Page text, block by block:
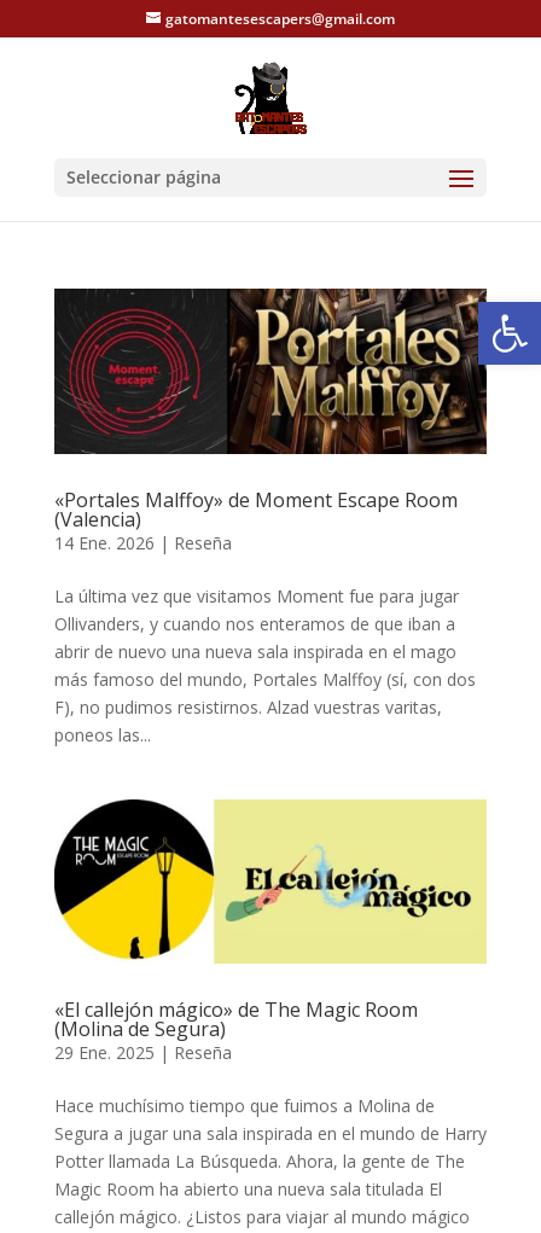
gatomantesescapers@gmail.com
Seleccionar página
«Portales Malffoy» de Moment Escape Room
(Valencia)
14 Ene. 2026 | Reseña
La última vez que visitamos Moment fue para jugar
Ollivanders, y cuando nos enteramos de que iban a
abrir de nuevo una nueva sala inspirada en el mago
más famoso del mundo, Portales Malffoy (sí, con dos
F), no pudimos resistirnos. Alzad vuestras varitas,
poneos las...
«El callejón mágico» de The Magic Room
(Molina de Segura)
29 Ene. 2025 | Reseña
Hace muchísimo tiempo que fuimos a Molina de
Segura a jugar una sala inspirada en el mundo de Harry
Potter llamada La Búsqueda. Ahora, la gente de The
Magic Room ha abierto una nueva sala titulada El
callejón mágico. ¿Listos para viajar al mundo mágico